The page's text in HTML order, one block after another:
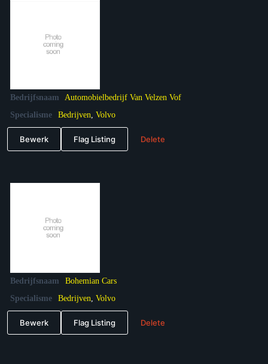
Bedrijfsnaam
Automobielbedrijf Van Velzen Vof
Specialisme
Bedrijven Volvo
Bewerk Flag Listing Delete
Bedrijfsnaam
Bohemian Cars
Specialisme
Bedrijven Volvo
Bewerk Flag Listing Delete